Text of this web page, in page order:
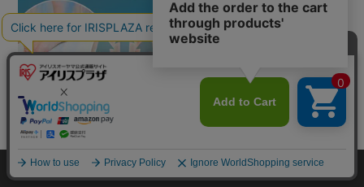
HOME 探す ログイン お気に入り お知らせ